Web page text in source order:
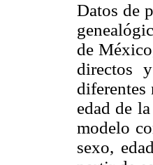
Datos de
de
directos
diferentes
edad de
modelo
sexo,